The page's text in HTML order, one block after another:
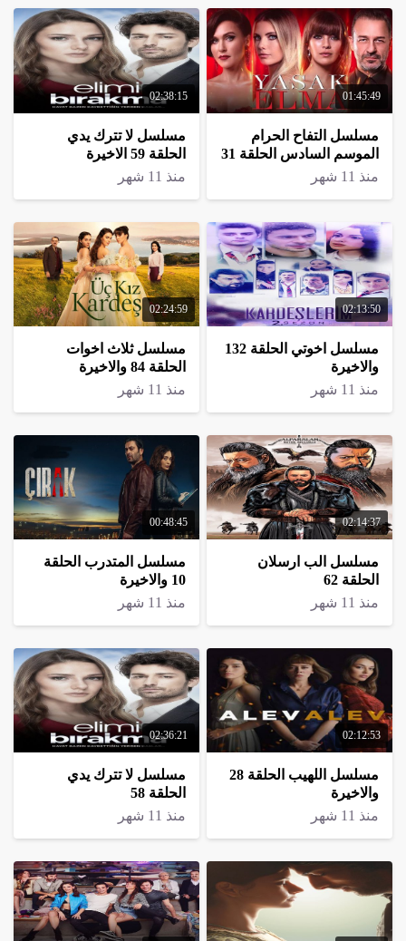
01:45:49
مسلسل التفاح الحرام
الموسم السادس الحلقة 31
والاخيرة
منذ 11 شهر
02:38:15
مسلسل لا تترك يدي
الحلقة 59 الاخيرة
منذ 11 شهر
02:13:50
مسلسل اخوتي الحلقة 132
والاخيرة
منذ 11 شهر
02:24:59
مسلسل ثلاث اخوات
الحلقة 84 والاخيرة
منذ 11 شهر
02:14:37
مسلسل الب ارسلان
الحلقة 62
منذ 11 شهر
00:48:45
مسلسل المتدرب الحلقة
10 والاخيرة
منذ 11 شهر
02:12:53
مسلسل اللهيب الحلقة 28
والاخيرة
منذ 11 شهر
02:36:21
مسلسل لا تترك يدي
الحلقة 58
منذ 11 شهر